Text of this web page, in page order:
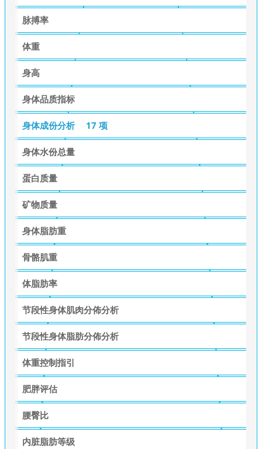
脉搏率
体重
身高
身体品质指标
身体成份分析 17 项
身体水份总量
蛋白质量
矿物质量
身体脂肪重
骨骼肌重
体脂肪率
节段性身体肌肉分佈分析
节段性身体脂肪分佈分析
体重控制指引
肥胖评估
腰臀比
内脏脂肪等级